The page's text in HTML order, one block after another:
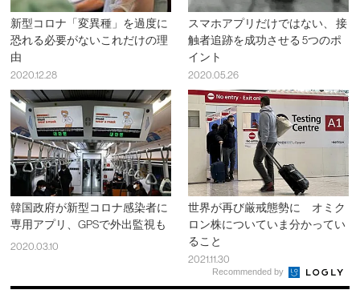
新型コロナ「変異種」を過度に
恐れる必要がないこれだけの理
由
2020.12.28
スマホアプリだけではない、 接
触者追跡を成功させる 5つのポ
イント
2020.05.26
韓国政府が新型コロナ感染者に
専用アプリ、GPSで外出監視も
2020.03.10
世界が再び厳戒態勢に オミク
ロン株についていま分かってい
ること
2021.11.30
Recommended by